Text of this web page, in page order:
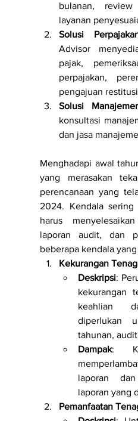
bulanan,
layanan
Solusi
Advisor
pajak,
perpajakan,
pengajuan
Solusi
konsultasi
dan jasa
Menghadapi awal
yang merasakan
perencanaan yang
2024. Kendala sering
harus
laporan audit, dan
beberapa kendala
Kekurangan
Deskripsi:
kekurangan
keahlian
diperlukan
tahunan,
Dampak:
laporan
laporan yang
Pemanfaatan